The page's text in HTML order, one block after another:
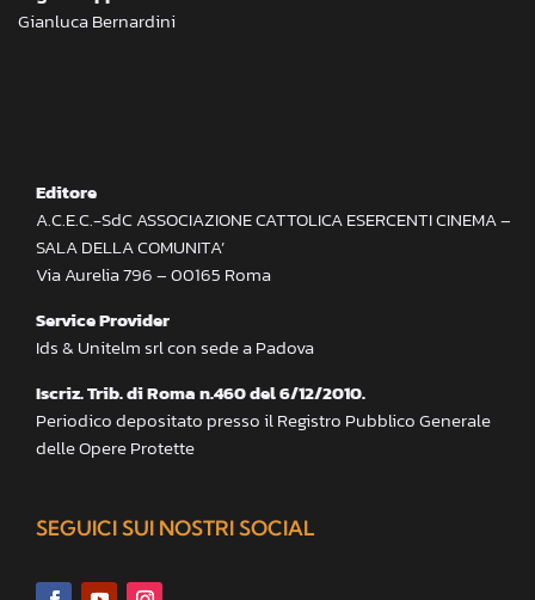
Gianluca Bernardini
Editore
A.C.E.C.-SdC ASSOCIAZIONE CATTOLICA ESERCENTI CINEMA –
SALA DELLA COMUNITA’
Via Aurelia 796 – 00165 Roma
Service Provider
Ids & Unitelm srl con sede a Padova
Iscriz. Trib. di Roma n.460 del 6/12/2010.
Periodico depositato presso il Registro Pubblico Generale
delle Opere Protette
SEGUICI SUI NOSTRI SOCIAL